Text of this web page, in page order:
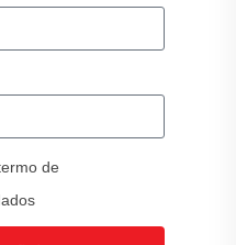
de